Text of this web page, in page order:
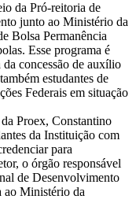
da Pró-reitoria de
junto ao Ministério da
Bolsa Permanência
Esse programa é
concessão de auxílio
estudantes de
Federais em situação
Proex, Constantino
da Instituição com
para
o órgão responsável
de Desenvolvimento
ao Ministério da